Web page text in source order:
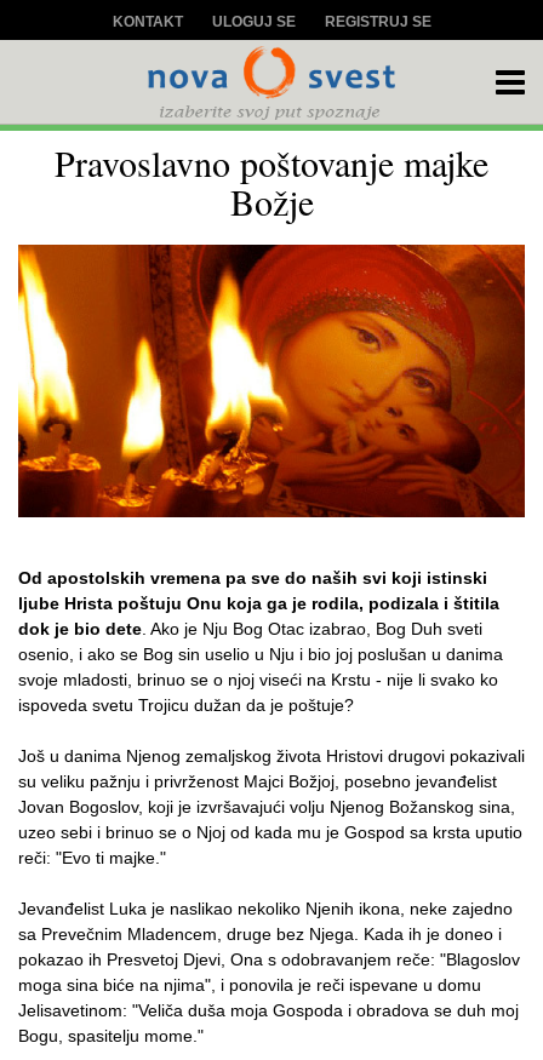
KONTAKT ULOGUJ SE REGISTRUJ SE
Pravoslavno poštovanje majke
Božje
Od apostolskih vremena pa sve do naših svi koji istinski
ljube Hrista poštuju Onu koja ga je rodila, podizala i štitila
dok je bio dete . Ako je Nju Bog Otac izabrao, Bog Duh sveti
osenio, i ako se Bog sin uselio u Nju i bio joj poslušan u danima
svoje mladosti, brinuo se o njoj viseći na Krstu - nije li svako ko
ispoveda svetu Trojicu dužan da je poštuje?
Još u danima Njenog zemaljskog života Hristovi drugovi pokazivali
su veliku pažnju i privrženost Majci Božjoj, posebno jevanđelist
Jovan Bogoslov, koji je izvršavajući volju Njenog Božanskog sina,
uzeo sebi i brinuo se o Njoj od kada mu je Gospod sa krsta uputio
reči: "Evo ti majke."
Jevanđelist Luka je naslikao nekoliko Njenih ikona, neke zajedno
sa Prevečnim Mladencem, druge bez Njega. Kada ih je doneo i
pokazao ih Presvetoj Djevi, Ona s odobravanjem reče: "Blagoslov
moga sina biće na njima", i ponovila je reči ispevane u domu
Jelisavetinom: "Veliča duša moja Gospoda i obradova se duh moj
Bogu, spasitelju mome."